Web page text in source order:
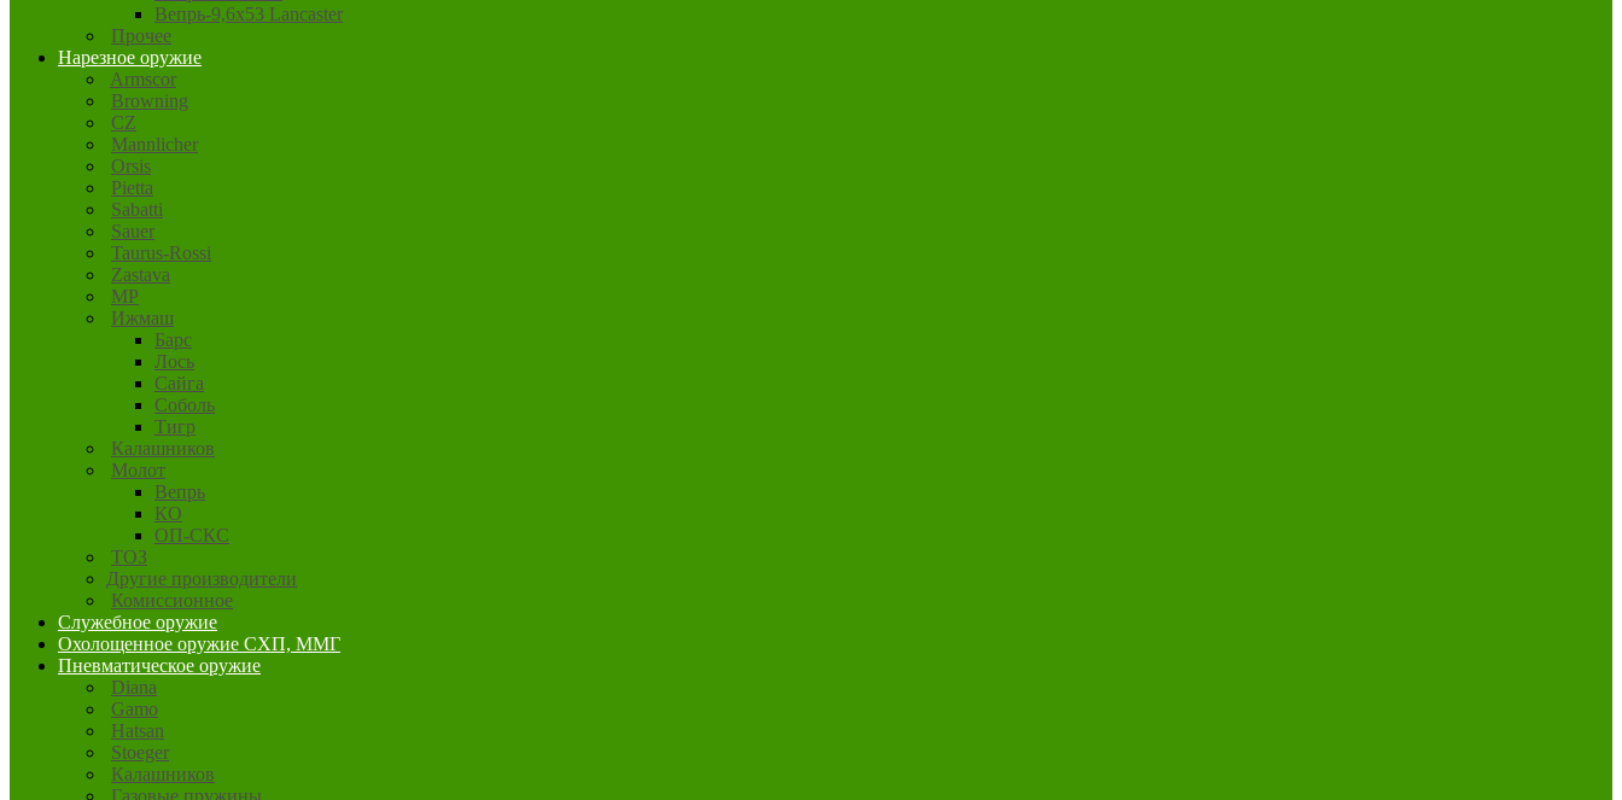
Вепрь-9,6х53 Lancaster
Прочее
Нарезное оружие
Armscor
Browning
CZ
Mannlicher
Orsis
Pietta
Sabatti
Sauer
Taurus-Rossi
Zastava
MP
Ижмаш
Барс
Лось
Сайга
Соболь
Тигр
Калашников
Молот
Вепрь
КО
ОП-СКС
ТОЗ
Другие производители
Комиссионное
Служебное оружие
Охолощенное оружие СХП, ММГ
Пневматическое оружие
Diana
Gamo
Hatsan
Stoeger
Калашников
Газовые пружины